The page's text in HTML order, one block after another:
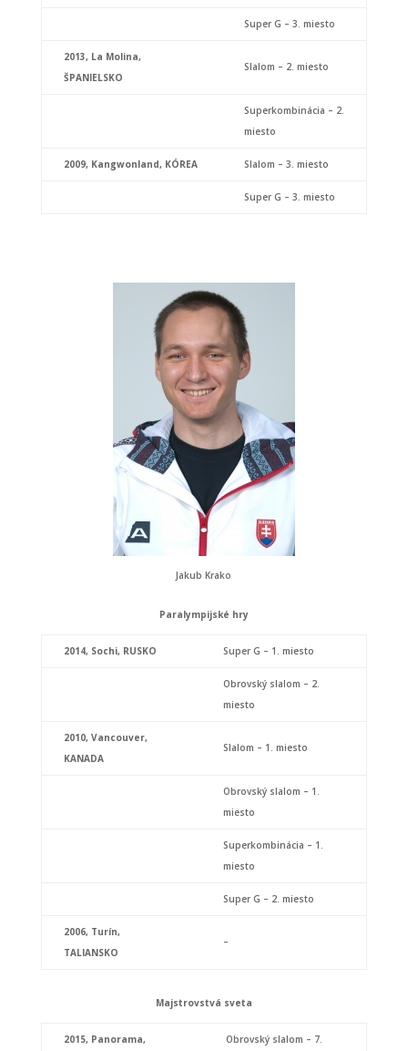
Super G – 3. miesto
2013, La Molina,
ŠPANIELSKO
Slalom – 2. miesto
Superkombinácia – 2.
miesto
2009, Kangwonland, KÓREA Slalom – 3. miesto
Super G – 3. miesto
Jakub Krako
Paralympijské hry
2014, Sochi, RUSKO Super G – 1. miesto
Obrovský slalom – 2.
miesto
2010, Vancouver,
KANADA
Slalom – 1. miesto
Obrovský slalom – 1.
miesto
Superkombinácia – 1.
miesto
Super G – 2. miesto
2006, Turín,
TALIANSKO
–
Majstrovstvá sveta
2015, Panorama,
Obrovský slalom – 7.